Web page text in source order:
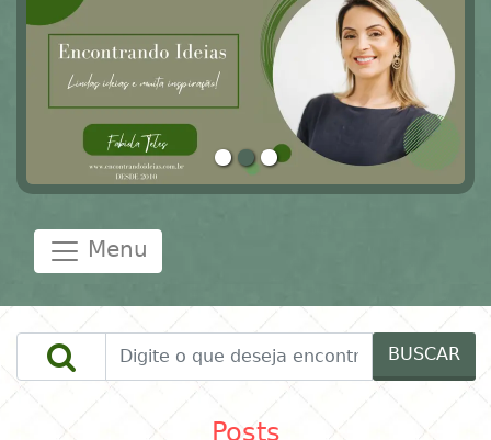
Menu
BUSCAR
Posts